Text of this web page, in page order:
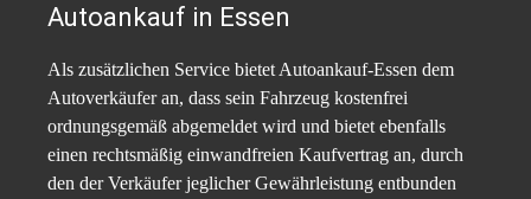
Autoankauf in Essen
Als zusätzlichen Service bietet Autoankauf-Essen dem
Autoverkäufer an, dass sein Fahrzeug kostenfrei
ordnungsgemäß abgemeldet wird und bietet ebenfalls
einen rechtsmäßig einwandfreien Kaufvertrag an, durch
den der Verkäufer jeglicher Gewährleistung entbunden